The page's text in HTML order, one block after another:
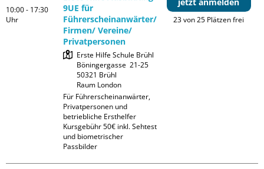
10:00 - 17:30
Uhr
9UE für
Führerscheinanwärter/
Firmen/ Vereine/
Privatpersonen
Erste Hilfe Schule Brühl
Böningergasse  21-25
50321 Brühl
Raum London
Für Führerscheinanwärter,
Privatpersonen und
betriebliche Ersthelfer
Kursgebühr 50€ inkl. Sehtest
und biometrischer
Passbilder
jetzt anmelden
23 von 25 Plätzen frei